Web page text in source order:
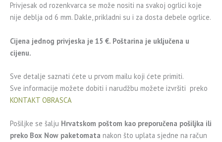
Privjesak od rozenkvarca se može nositi na svakoj ogrlici koje
nije deblja od 6 mm. Dakle, prikladni su i za dosta debele ogrlice.
Cijena jednog privjeska je 15 €. Poštarina je uključena u
cijenu.
Sve detalje saznati ćete u prvom mailu koji ćete primiti.
Sve informacije možete dobiti i narudžbu možete izvršiti preko
KONTAKT OBRASCA
Pošiljke se šalju Hrvatskom poštom kao preporučena pošiljka ili
preko Box Now paketomata nakon što uplata sjedne na račun